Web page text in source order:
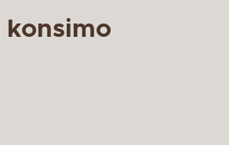
konsimo